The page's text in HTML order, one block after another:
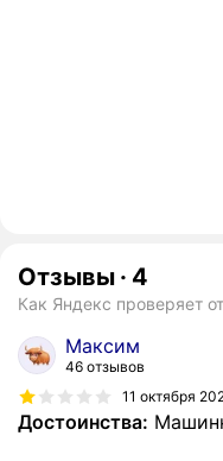
Отзывы · 4
Как Яндекс проверяет
Максим
46 отзывов
11 октября
Достоинства: